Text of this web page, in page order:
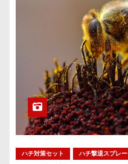
ハチ対策セット ハチ撃退スプレー